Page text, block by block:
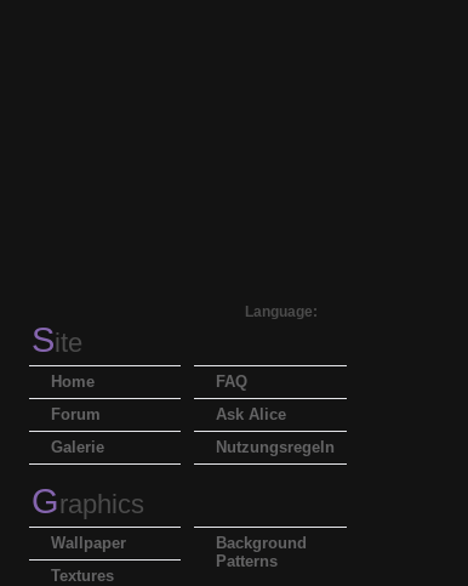
Language:
Site
FAQ
Ask Alice
Nutzungsregeln
Home
Forum
Galerie
Graphics
Background
Patterns
Wallpaper
Textures